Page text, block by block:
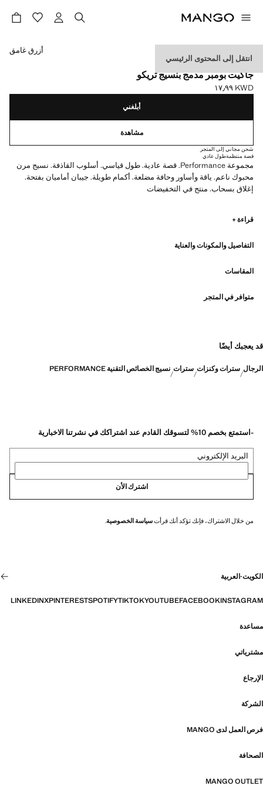
انتقل إلى المحتوى الرئيسي
PERFORMANCE
جاكيت بومبر مدمج بنسيج تريكو
السعر الحالي [KWD ١٧٫٩٩ ]
KWD ١٧٫٩٩
حدد اللون
أزرق غامق
أبلغني
مشاهدة
شحن مجاني إلى المتجر
قصة منتظمةطول عادي
مجموعة Performance. قصة عادية. طول قياسي. أسلوب القاذفة. نسيج مرن
محبوك ناعم. ياقة وأساور وحافة مضلعة. أكمام طويلة. جيبان أماميان بفتحة.
إغلاق بسحاب. منتج في التخفيضات
مرتبة في ثلاث فئات عامة: تنظيم الحرارة، وظيفية وراحة
قراءة +
التفاصيل والمكونات والعناية
المقاسات
متوافر في المتجر
قد يعجبك أيضًا
الرجال سترات وكنزات سترات نسيج الخصائص التقنية PERFORMANCE
-استمتع بخصم 10% لتسوقك القادم عند اشتراكك في نشرتنا الاخبارية
البريد الإلكتروني
اشترك الأن
من خلال الاشتراك، فإنك تؤكد أنك قرأتسياسة الخصوصية.
الكويت·العربية
INSTAGRAM
FACEBOOK
YOUTUBE
TIKTOK
SPOTIFY
PINTEREST
X
LINKEDIN
مساعدة
مشترياتي
الإرجاع
الشركة
فرص العمل لدى MANGO
الصحافة
MANGO OUTLET